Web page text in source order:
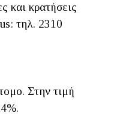
και κρατήσεις
τηλ. 2310
Στην τιμή